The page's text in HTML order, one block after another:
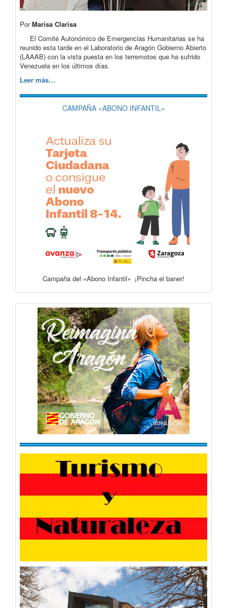
PorMarisa Clarisa
El Comité Autonómico de Emergencias Humanitarias se ha
reunido esta tarde en el Laboratorio de Aragón Gobierno Abierto
(LAAAB) con la vista puesta en los terremotos que ha sufrido
Venezuela en los últimos días.
Leer más…
CAMPAÑA «ABONO INFANTIL»
Campaña del «Abono Infantil» ¡Pincha el baner!